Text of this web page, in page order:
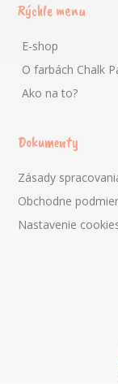
Rýchle menu
E-shop
O farbách Chalk
Ako na to?
Dokumenty
Zásady
Obchodne
Nastavenie